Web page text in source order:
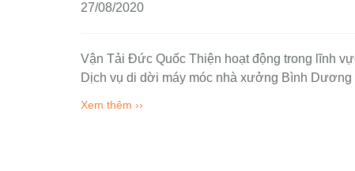
27/08/2020
Vận Tải Đức Quốc Thiện hoạt động trong lĩnh
Dịch vụ di dời máy móc nhà xưởng Bình Dương
Xem thêm ››